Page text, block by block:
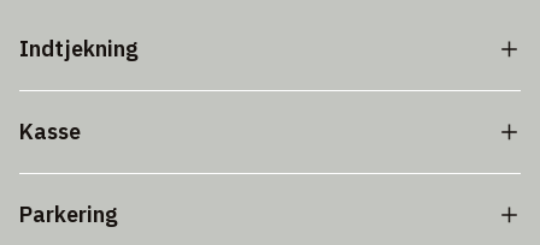
Indtjekning
Kasse
Parkering